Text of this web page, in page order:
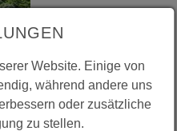
Website. Einige von
während andere uns
oder zusätzliche
zu stellen.